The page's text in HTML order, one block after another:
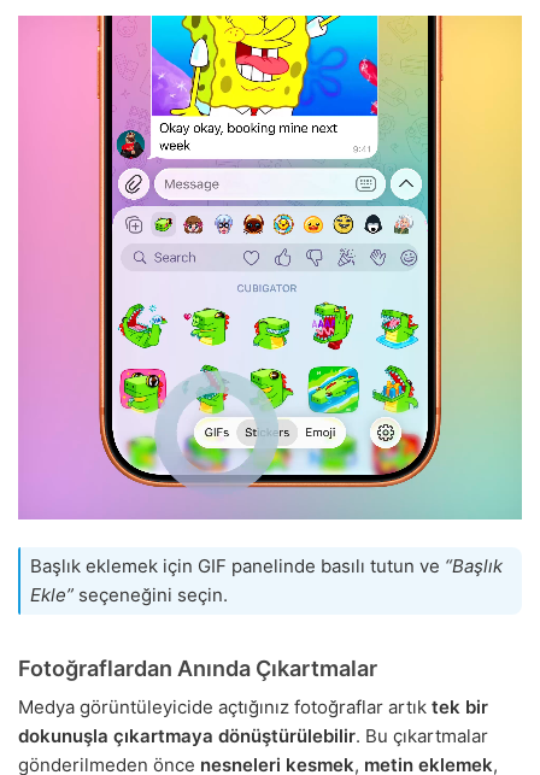
Başlık eklemek için GIF panelinde basılı tutun ve “Başlık
Ekle” seçeneğini seçin.
Fotoğraflardan Anında Çıkartmalar
Medya görüntüleyicide açtığınız fotoğraflar artık tek bir
dokunuşla çıkartmaya dönüştürülebilir. Bu çıkartmalar
gönderilmeden önce nesneleri kesmek, metin eklemek,